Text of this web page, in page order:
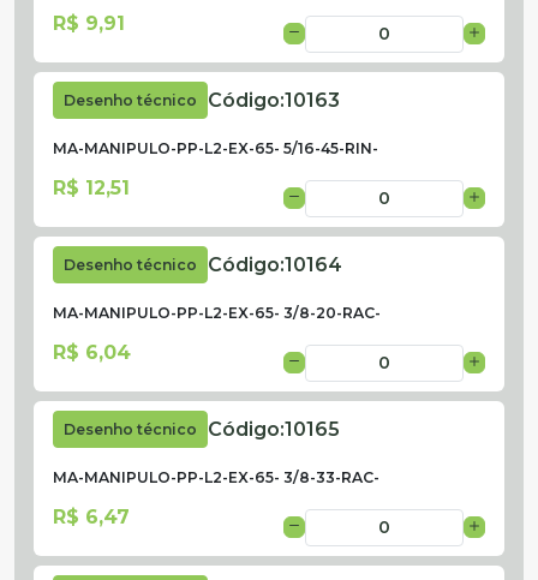
R$ 9,91
Desenho técnico Código:10163
MA-MANIPULO-PP-L2-EX-65- 5/16-45-RIN-
R$ 12,51
Desenho técnico Código:10164
MA-MANIPULO-PP-L2-EX-65- 3/8-20-RAC-
R$ 6,04
Desenho técnico Código:10165
MA-MANIPULO-PP-L2-EX-65- 3/8-33-RAC-
R$ 6,47